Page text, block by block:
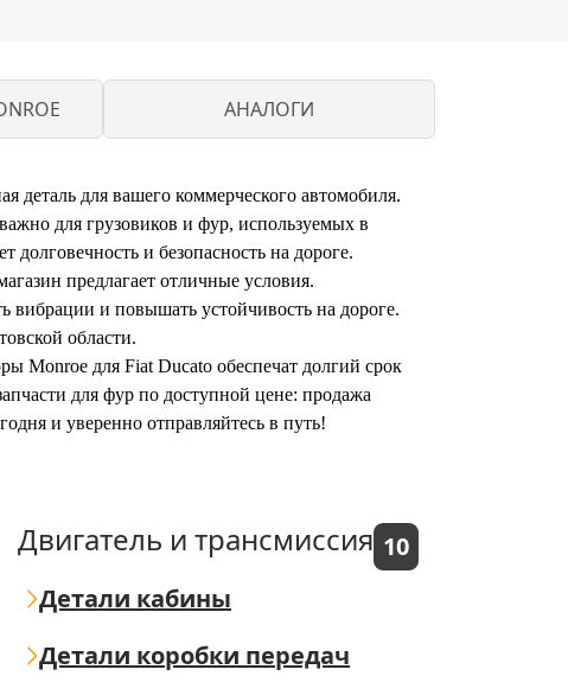
АНАЛОГИ
деталь для вашего коммерческого автомобиля.
для грузовиков и фур, используемых в
и безопасность на дороге.
предлагает отличные условия.
вибрации и повышать устойчивость на дороге.
области.
Monroe для Fiat Ducato обеспечат долгий срок
для фур по доступной цене: продажа
и уверенно отправляйтесь в путь!
Двигатель и трансмиссия 10
Детали кабины
Детали коробки передач